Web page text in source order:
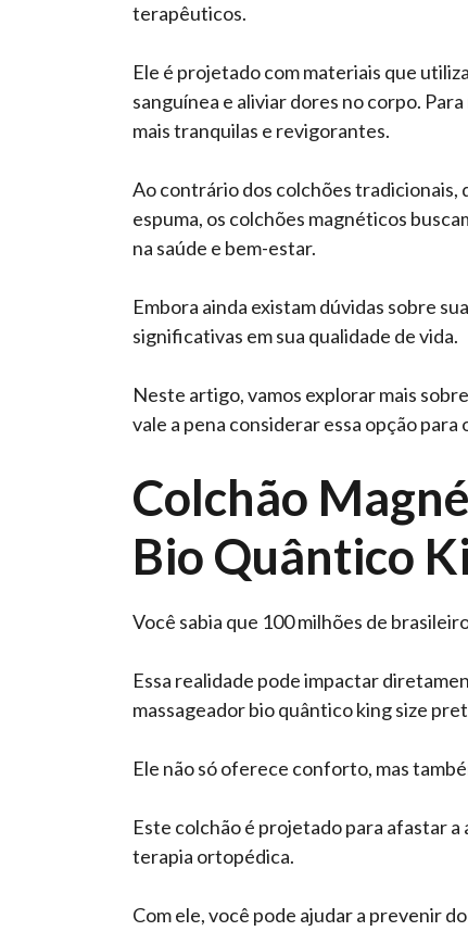
terapêuticos.
Ele é projetado com materiais que
sanguínea e aliviar dores no corpo.
mais tranquilas e revigorantes.
Ao contrário dos colchões tradicionais,
espuma, os colchões magnéticos
na saúde e bem-estar.
Embora ainda existam dúvidas sobre
significativas em sua qualidade de vida.
Neste artigo, vamos explorar mais
vale a pena considerar essa opção para
Colchão
Bio Quântico
Você sabia que 100 milhões de
Essa realidade pode impactar
massageador bio quântico king size
Ele não só oferece conforto, mas
Este colchão é projetado para afastar a
terapia ortopédica.
Com ele, você pode ajudar a prevenir